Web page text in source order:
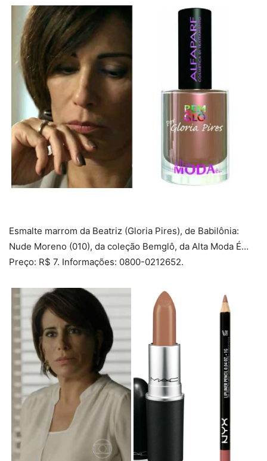
Esmalte marrom da Beatriz (Gloria Pires), de Babilônia:
Nude Moreno (010), da coleção Bemglô, da Alta Moda É…
Preço: R$ 7. Informações: 0800-0212652.